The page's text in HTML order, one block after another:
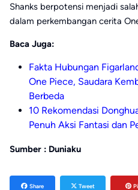
Shanks berpotensi menjadi
dalam perkembangan cerita
Baca Juga:
Fakta Hubungan
One Piece, Saudara
Berbeda
10 Rekomendasi
Penuh Aksi Fantasi dan
Sumber : Duniaku
Share Tweet